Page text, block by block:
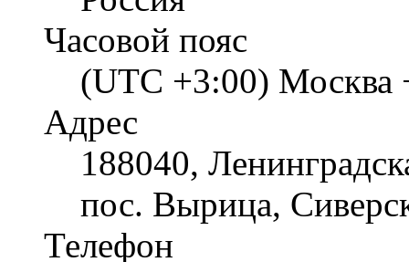
Часовой пояс
(UTC +3:00) Москва
Адрес
188040,
пос. Вырица,
Телефон